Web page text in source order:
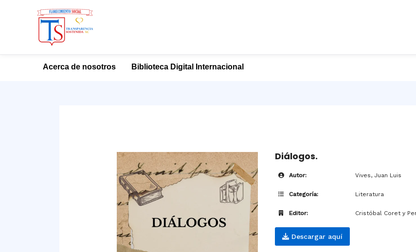
Acerca de nosotros Biblioteca Digital Internacional
Diálogos.
Autor: Vives, Juan Luis
Categoría: Literatura
Editor: Cristóbal Coret y
Descargar aquí